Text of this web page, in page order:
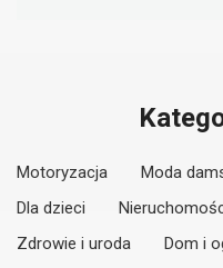
Motoryzacja Moda
Dla dzieci
Zdrowie i uroda
Dom i